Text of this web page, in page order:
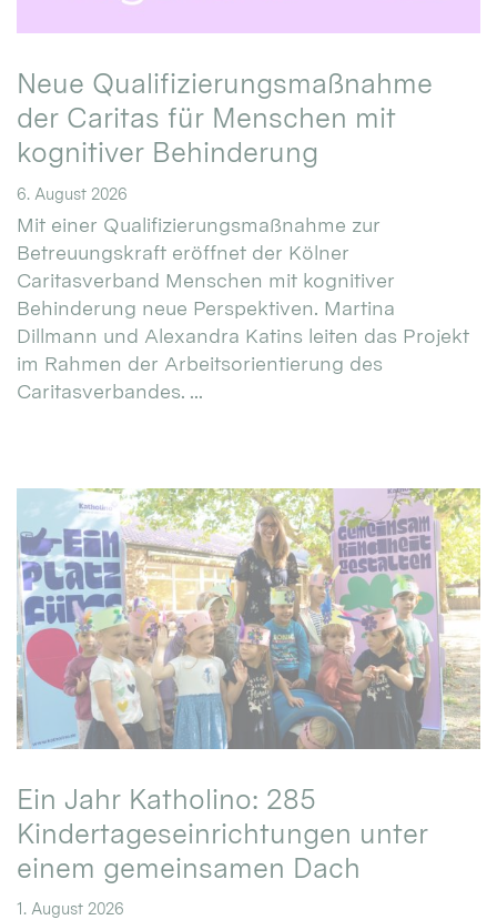
Neue Qualifizierungsmaßnahme
der Caritas für Menschen mit
kognitiver Behinderung
6. August 2026
Mit einer Qualifizierungsmaßnahme zur
Betreuungskraft eröffnet der Kölner
Caritasverband Menschen mit kognitiver
Behinderung neue Perspektiven. Martina
Dillmann und Alexandra Katins leiten das Projekt
im Rahmen der Arbeitsorientierung des
Caritasverbandes. ...
Ein Jahr Katholino: 285
Kindertageseinrichtungen unter
einem gemeinsamen Dach
1. August 2026